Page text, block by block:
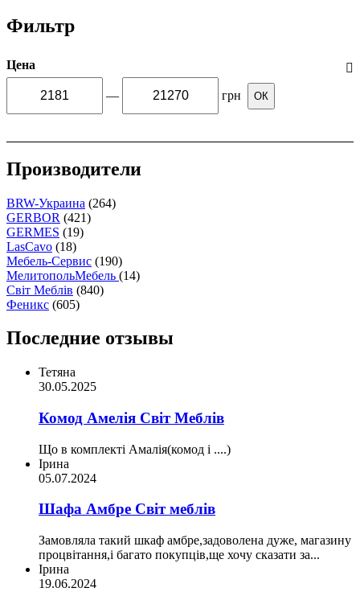
Фильтр
Цена
— грн ОК
Производители
BRW-Украина (264)
GERBOR (421)
GERMES (19)
LasCavo (18)
Мебель-Сервис (190)
МелитопольМебель (14)
Світ Меблів (840)
Феникс (605)
Последние отзывы
Тетяна
30.05.2025
Комод Амелія Світ Меблів
Що в комплекті Амалія(комод і ....)
Ірина
05.07.2024
Шафа Амбре Світ меблів
Замовляла такий шкаф амбре,задоволена дуже, магазину
процвітання,і багато покупців,ще хочу сказати за...
Ірина
19.06.2024